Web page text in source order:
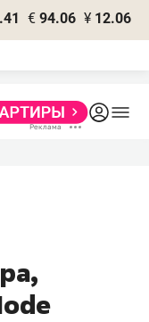
€ 94.06 ¥ 12.06